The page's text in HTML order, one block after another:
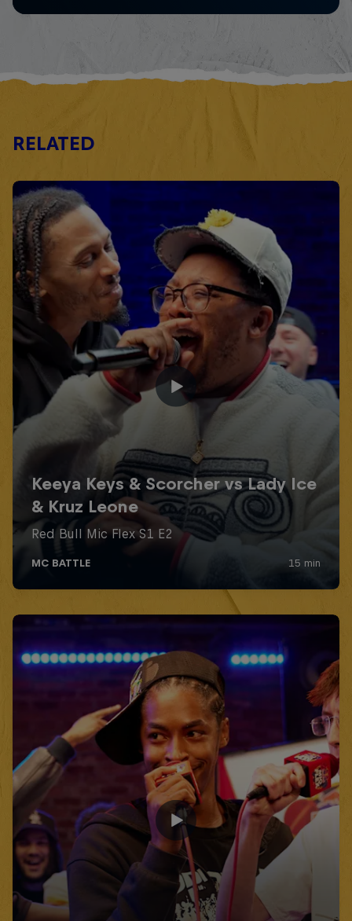
RELATED